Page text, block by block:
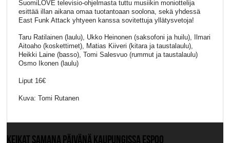
SuomiLOVE televisio-ohjelmasta tuttu musiikin moniottelija
esittää illan aikana omaa tuotantoaan soolona, sekä yhdessä
East Funk Attack yhtyeen kanssa sovitettuja yllätysvetoja!
Taru Ratilainen (laulu), Ukko Heinonen (saksofoni ja huilu), Ilmari
Aitoaho (koskettimet), Matias Kiiveri (kitara ja taustalaulu),
Heikki Laine (basso), Tomi Salesvuo (rummut ja taustalaulu)
Osmo Ikonen (laulu)
Liput 16€
Kuva: Tomi Rutanen
KEIKAT SAMANA PÄIVÄNÄ KAUPUNGISSA ESPOO